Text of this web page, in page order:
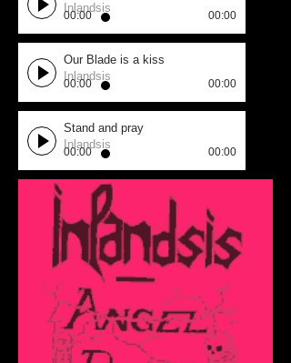
Inlandsis
00:00 00:00
Our Blade is a kiss
Inlandsis
00:00 00:00
Stand and pray
Inlandsis
00:00 00:00